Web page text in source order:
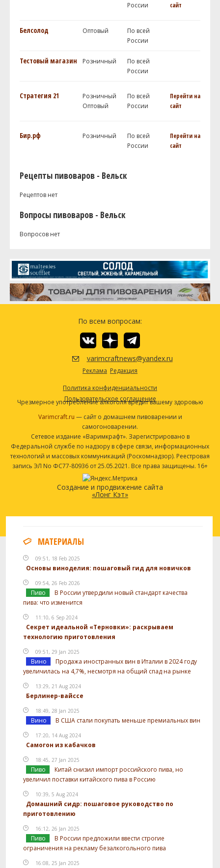
России
сайт
Белсолод Оптовый
По всей
России
Тестовый магазин Розничный
По всей
России
Стратегия 21
Розничный
Оптовый
По всей
России
Перейти на
сайт
Бир.рф Розничный
По всей
России
Перейти на
сайт
Рецепты пивоваров - Вельск
Рецептов нет
Вопросы пивоваров - Вельск
Вопросов нет
По всем вопросам:
varimcraftnews@yandex.ru
Реклама Редакция
Политика конфиденциальности
Пользовательское соглашение
Чрезмерное употребление алкоголя вредит вашему здоровью
Varimcraft.ru — сайт о домашнем пивоварении и
самогоноварении.
Сетевое издание «Варимкрафт». Зарегистрировано в
Федеральной службе по надзору в сфере связи, информационных
технологий и массовых коммуникаций (Роскомнадзор). Реестровая
запись ЭЛ No ФС77-80936 от 25.05.2021. Все права защищены. 16+
Создание и продвижение сайта
«Лонг Кэт»
МАТЕРИАЛЫ
09:51, 18 Feb 2025
Основы виноделия: пошаговый гид для новичков
09:54, 26 Feb 2026
Пиво
В России утвердили новый стандарт качества
пива: что изменится
11:10, 6 Sep 2024
Секрет идеальной «Терновки»: раскрываем
технологию приготовления
09:51, 29 Jan 2025
Вино
Продажа иностранных вин в Италии в 2024 году
увеличилась на 4,7%, несмотря на общий спад на рынке
13:29, 21 Aug 2024
Берлинер-вайссе
18:49, 28 Jan 2025
Вино В США стали покупать меньше премиальных вин
17:20, 14 Aug 2024
Самогон из кабачков
18:45, 27 Jan 2025
Пиво
Китай снизил импорт российского пива, но
увеличил поставки китайского пива в Россию
10:39, 5 Aug 2024
Домашний сидр: пошаговое руководство по
приготовлению
16:12, 26 Jan 2025
Пиво
В России предложили ввести строгие
ограничения на рекламу безалкогольного пива
16:08, 25 Jan 2025